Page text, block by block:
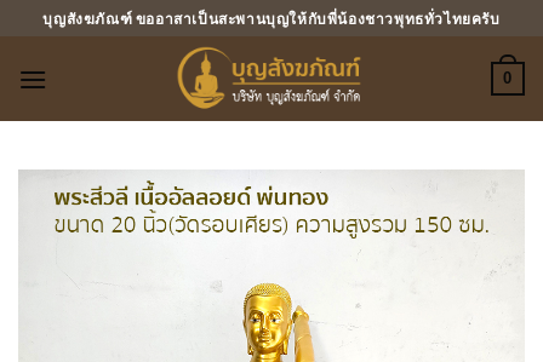
บุญสังฆภัณฑ์ ขออาสาเป็นสะพานบุญให้กับพี่น้องชาวพุทธทั่วไทยครับ
0